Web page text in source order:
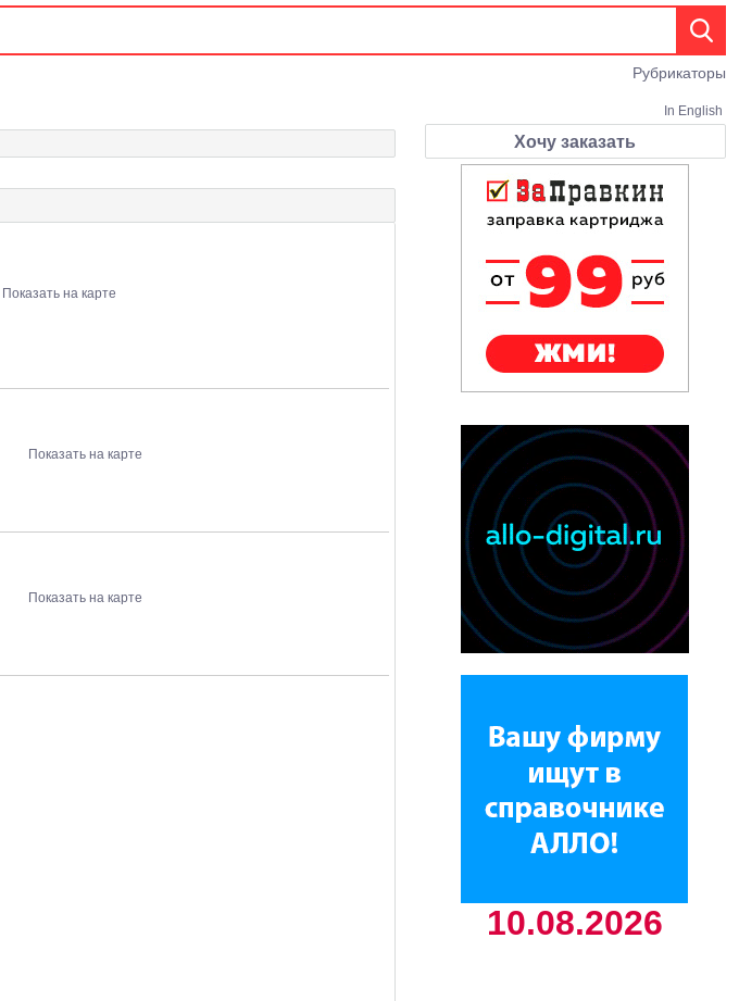
Рубрикаторы
In English
Показать на карте
Показать на карте
Показать на карте
Хочу заказать
10.08.2026